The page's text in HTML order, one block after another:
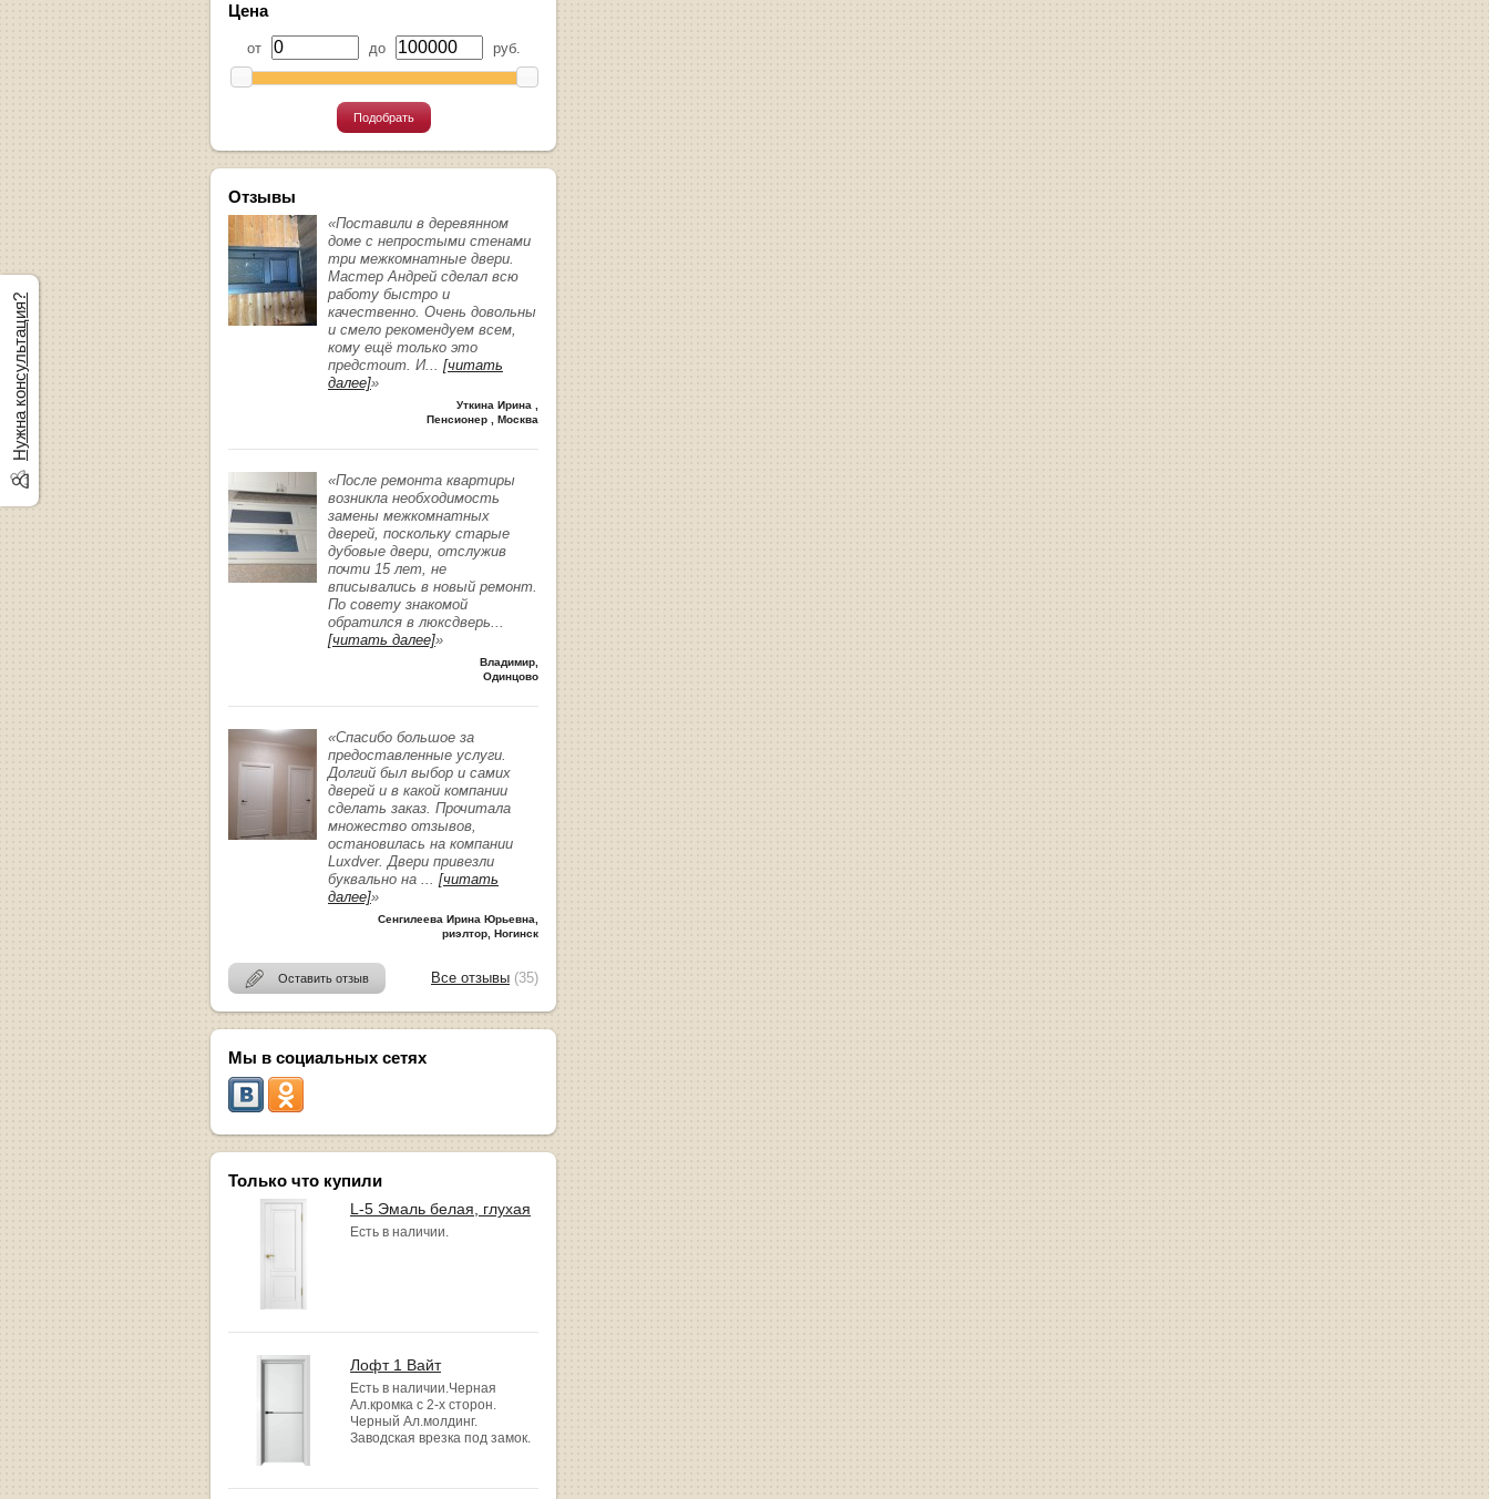
Цена
от до руб.
Подобрать
Отзывы
«Поставили в деревянном
доме с непростыми стенами
три межкомнатные двери.
Мастер Андрей сделал всю
работу быстро и
качественно. Очень довольны
и смело рекомендуем всем,
кому ещё только это
предстоит. И... [читать
далее]»
Уткина Ирина ,
Пенсионер , Москва
«После ремонта квартиры
возникла необходимость
замены межкомнатных
дверей, поскольку старые
дубовые двери, отслужив
почти 15 лет, не
вписывались в новый ремонт.
По совету знакомой
обратился в люксдверь...
[читать далее]»
Владимир,
Одинцово
«Спасибо большое за
предоставленные услуги.
Долгий был выбор и самих
дверей и в какой компании
сделать заказ. Прочитала
множество отзывов,
остановилась на компании
Luxdver. Двери привезли
буквально на ... [читать
далее]»
Сенгилеева Ирина Юрьевна,
риэлтор, Ногинск
Оставить отзыв Все отзывы (35)
Мы в социальных сетях
Только что купили
L-5 Эмаль белая, глухая
Есть в наличии.
Лофт 1 Вайт
Есть в наличии.Черная
Ал.кромка с 2-х сторон.
Черный Ал.молдинг.
Заводская врезка под замок.
Нужна консультация?